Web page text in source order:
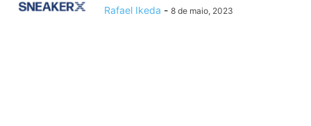
Rafael Ikeda - 8 de maio, 2023